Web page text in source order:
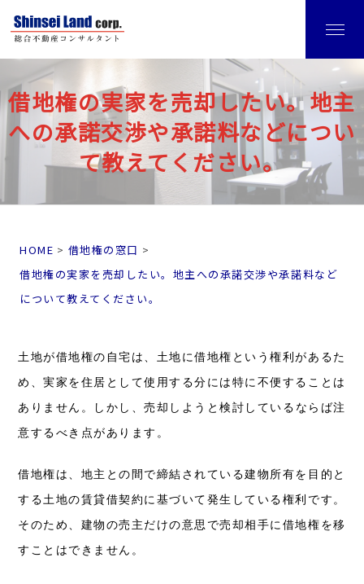
借地権の実家を売却したい。地主
への承諾交渉や承諾料などについ
て教えてください。
HOME
借地権の窓口
借地権の実家を売却したい。地主への承諾交渉や承諾料など
について教えてください。
土地が借地権の自宅は、土地に借地権という権利があるた
め、実家を住居として使用する分には特に不便することは
ありません。
しかし、売却しようと検討しているならば注
意するべき点があります。
借地権は、地主との間で締結されている建物所有を目的と
する土地の賃貸借契約に基づいて発生している権利です。
そのため、建物の売主だけの意思で売却相手に借地権を移
すことはできません。